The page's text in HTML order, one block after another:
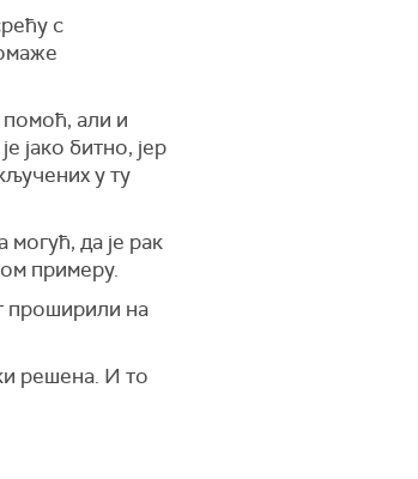
с
али и
јако битно, јер
у ту
да је рак
примеру.
проширили на
решена. И то